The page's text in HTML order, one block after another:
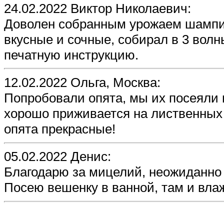
24.02.2022 Виктор Николаевич:
Доволен собранным урожаем
вкусные и сочные, собирал в 3
печатную инструкцию.
12.02.2022 Ольга, Москва:
Попробовали опята, мы их
хорошо приживается на
опята прекрасные!
05.02.2022 Денис:
Благодарю за мицелий,
Посею вешенку в ванной, там и